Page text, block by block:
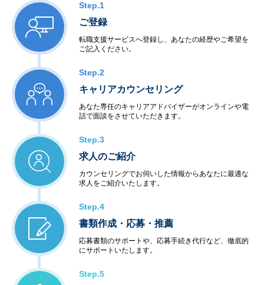
Step.1
ご登録
転職支援サービスへ登録し、あなたの経歴やご希望を
ご記入ください。
Step.2
キャリアカウンセリング
あなた専任のキャリアアドバイザーがオンラインや電
話で面談をさせていただきます。
Step.3
求人のご紹介
カウンセリングでお伺いした情報からあなたに最適な
求人をご紹介いたします。
Step.4
書類作成・応募・推薦
応募書類のサポートや、応募手続き代行など、徹底的
にサポートいたします。
Step.5